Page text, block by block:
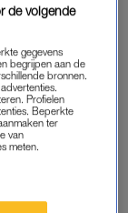
en
de volgende
gegevens
begrijpen aan de
bronnen.
Profielen
Beperkte
ter
van
meten.